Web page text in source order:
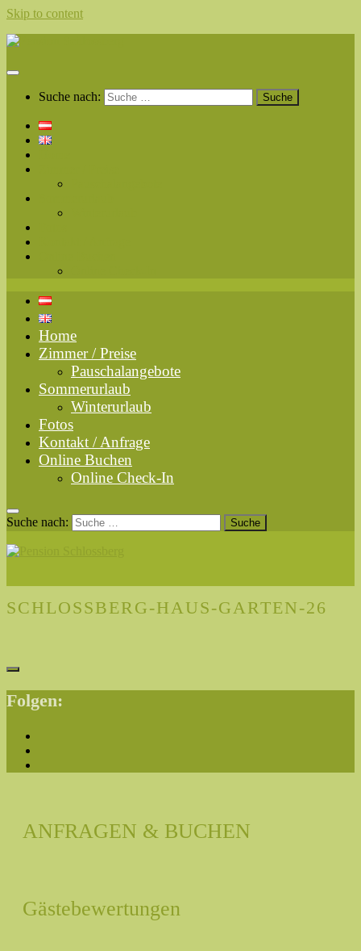
Skip to content
Suche nach:
Home
Zimmer / Preise
Pauschalangebote
Sommerurlaub
Winterurlaub
Fotos
Kontakt / Anfrage
Online Buchen
Online Check-In
Suche nach:
SCHLOSSBERG-HAUS-GARTEN-26
Folgen:
ANFRAGEN & BUCHEN
Gästebewertungen